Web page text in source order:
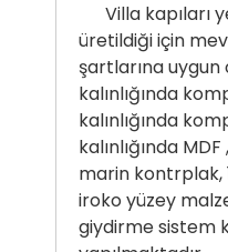
Villa kapıları
üretildiği için
şartlarına
kalınlığında
kalınlığında
kalınlığında
marin kontrplak,
iroko yüzey
giydirme sistem